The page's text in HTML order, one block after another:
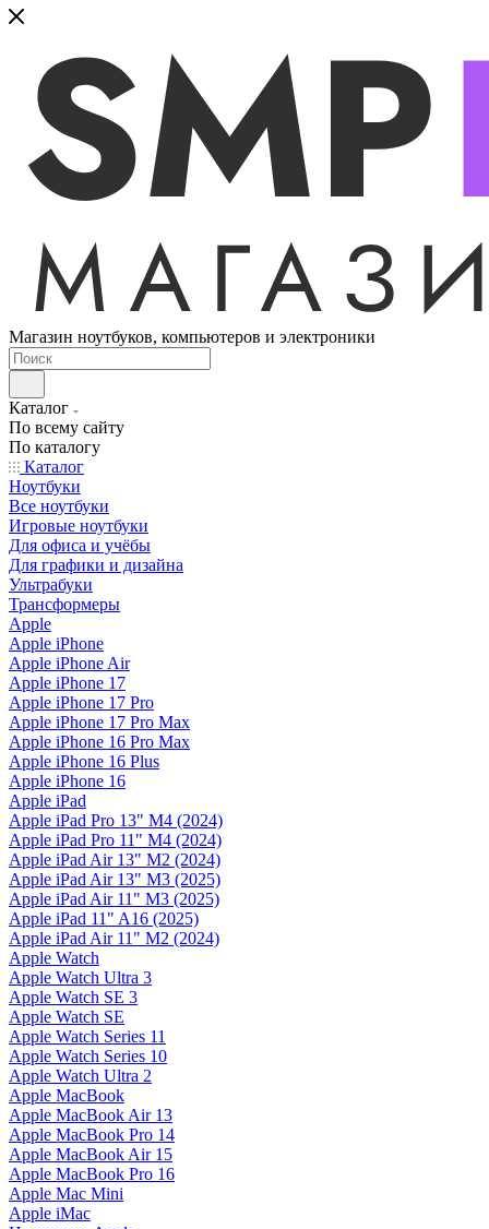
Магазин ноутбуков, компьютеров и электроники
Каталог
По всему сайту
По каталогу
Каталог
Ноутбуки
Все ноутбуки
Игровые ноутбуки
Для офиса и учёбы
Для графики и дизайна
Ультрабуки
Трансформеры
Apple
Apple iPhone
Apple iPhone Air
Apple iPhone 17
Apple iPhone 17 Pro
Apple iPhone 17 Pro Max
Apple iPhone 16 Pro Max
Apple iPhone 16 Plus
Apple iPhone 16
Apple iPad
Apple iPad Pro 13" M4 (2024)
Apple iPad Pro 11" M4 (2024)
Apple iPad Air 13" M2 (2024)
Apple iPad Air 13" M3 (2025)
Apple iPad Air 11" M3 (2025)
Apple iPad 11" A16 (2025)
Apple iPad Air 11" M2 (2024)
Apple Watch
Apple Watch Ultra 3
Apple Watch SE 3
Apple Watch SE
Apple Watch Series 11
Apple Watch Series 10
Apple Watch Ultra 2
Apple MacBook
Apple MacBook Air 13
Apple MacBook Pro 14
Apple MacBook Air 15
Apple MacBook Pro 16
Apple Mac Mini
Apple iMac